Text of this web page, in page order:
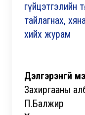
гүйцэтгэлийн
тайлагнах,
хийх журам
Дэлгэрэнгүй
Захиргааны
П.Балжир